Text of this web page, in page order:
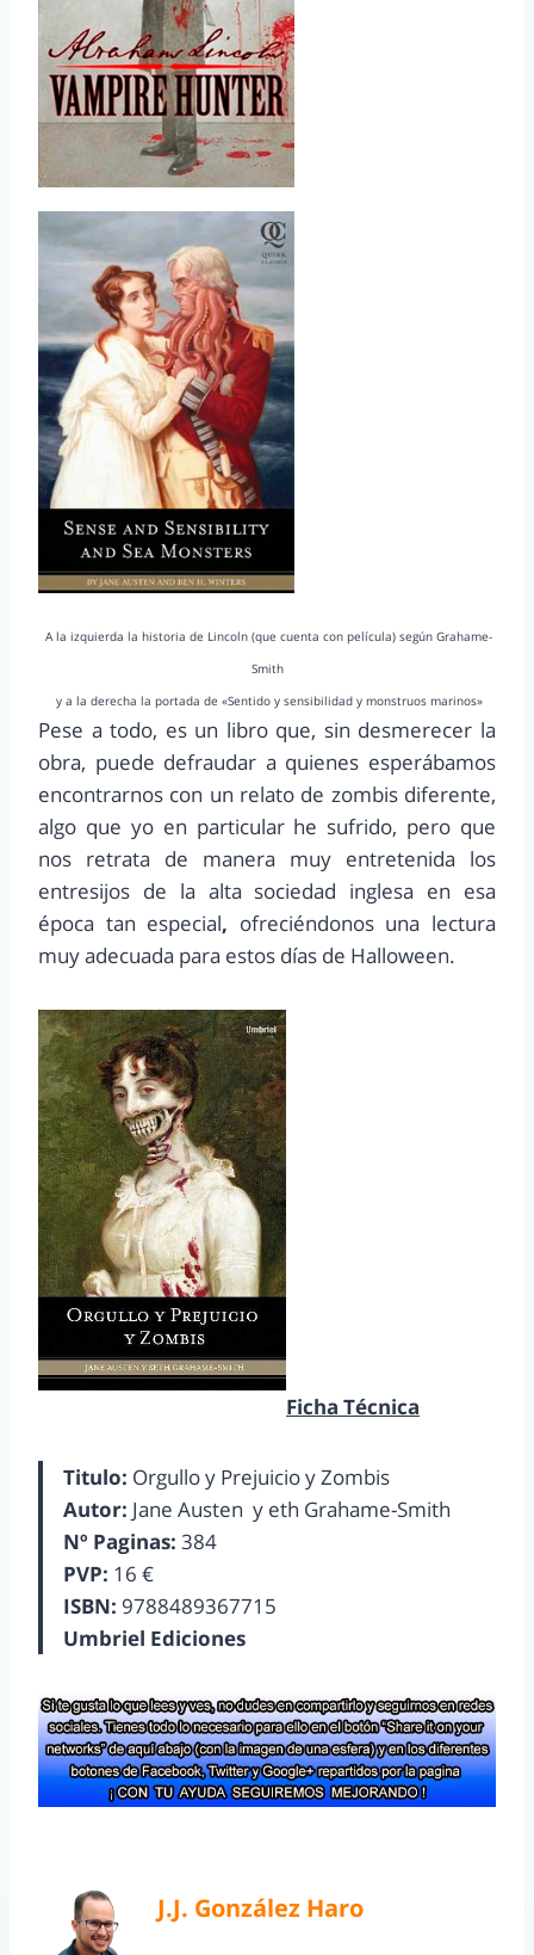
A la izquierda la historia de Lincoln (que cuenta con película) según Grahame-
Smith
y a la derecha la portada de «Sentido y sensibilidad y monstruos marinos»
Pese a todo, es un libro que, sin desmerecer la
obra, puede defraudar a quienes esperábamos
encontrarnos con un relato de zombis diferente,
algo que yo en particular he sufrido, pero que
nos retrata de manera muy entretenida los
entresijos de la alta sociedad inglesa en esa
época tan especial, ofreciéndonos una lectura
muy adecuada para estos días de Halloween.
Ficha Técnica
Titulo: Orgullo y Prejuicio y Zombis
Autor: Jane Austen y eth Grahame-Smith
Nº Paginas: 384
PVP: 16 €
ISBN: 9788489367715
Umbriel Ediciones
J.J. González Haro